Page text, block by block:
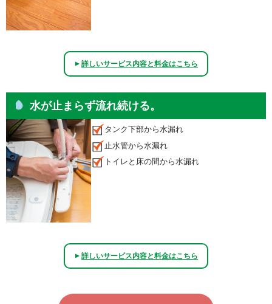
▲詳しいサービス内容と料金はこちら
水が止まらず流れ続ける。
タンク下部から水漏れ
止水管から水漏れ
トイレと床の間から水漏れ
▲詳しいサービス内容と料金はこちら